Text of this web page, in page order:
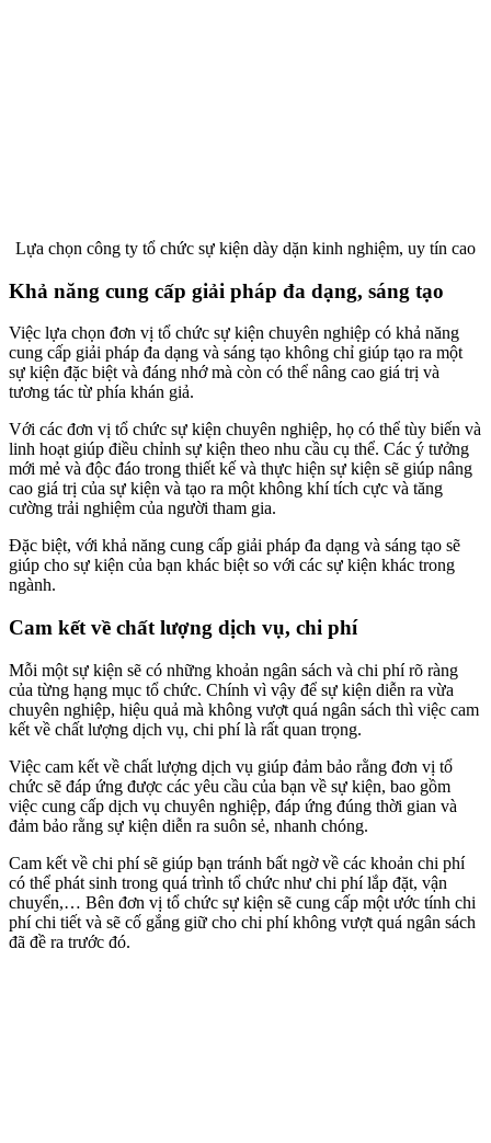
Lựa chọn công ty tổ chức sự kiện dày dặn kinh nghiệm, uy tín cao
Khả năng cung cấp giải pháp đa dạng, sáng tạo
Việc lựa chọn đơn vị tổ chức sự kiện chuyên nghiệp có khả năng
cung cấp giải pháp đa dạng và sáng tạo không chỉ giúp tạo ra một
sự kiện đặc biệt và đáng nhớ mà còn có thể nâng cao giá trị và
tương tác từ phía khán giả.
Với các đơn vị tổ chức sự kiện chuyên nghiệp, họ có thể tùy biến và
linh hoạt giúp điều chỉnh sự kiện theo nhu cầu cụ thể. Các ý tưởng
mới mẻ và độc đáo trong thiết kế và thực hiện sự kiện sẽ giúp nâng
cao giá trị của sự kiện và tạo ra một không khí tích cực và tăng
cường trải nghiệm của người tham gia.
Đặc biệt, với khả năng cung cấp giải pháp đa dạng và sáng tạo sẽ
giúp cho sự kiện của bạn khác biệt so với các sự kiện khác trong
ngành.
Cam kết về chất lượng dịch vụ, chi phí
Mỗi một sự kiện sẽ có những khoản ngân sách và chi phí rõ ràng
của từng hạng mục tổ chức. Chính vì vậy để sự kiện diễn ra vừa
chuyên nghiệp, hiệu quả mà không vượt quá ngân sách thì việc cam
kết về chất lượng dịch vụ, chi phí là rất quan trọng.
Việc cam kết về chất lượng dịch vụ giúp đảm bảo rằng đơn vị tổ
chức sẽ đáp ứng được các yêu cầu của bạn về sự kiện, bao gồm
việc cung cấp dịch vụ chuyên nghiệp, đáp ứng đúng thời gian và
đảm bảo rằng sự kiện diễn ra suôn sẻ, nhanh chóng.
Cam kết về chi phí sẽ giúp bạn tránh bất ngờ về các khoản chi phí
có thể phát sinh trong quá trình tổ chức như chi phí lắp đặt, vận
chuyển,… Bên đơn vị tổ chức sự kiện sẽ cung cấp một ước tính chi
phí chi tiết và sẽ cố gắng giữ cho chi phí không vượt quá ngân sách
đã đề ra trước đó.